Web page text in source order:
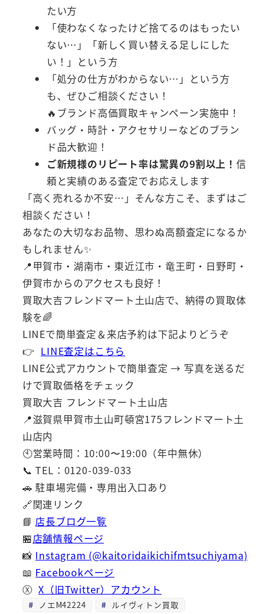
たい方
「使わなくなったけど捨てるのはもったい
ない…」「新しく買い替える足しにした
い！」という方
「処分の仕方がわからない…」という方
も、ぜひご相談ください！
🔥ブランド高価買取キャンペーン実施中！
バッグ・時計・アクセサリーなどのブラン
ド品大歓迎！
ご新規様のリピート率は驚異の9割以上！ 信
頼と実績のある査定でお応えします
「高く売れるか不安…」そんな方こそ、まずはご
相談ください！
あなたの大切なお品物、思わぬ高額査定になるか
もしれません✨
📍甲賀市・湖南市・東近江市・竜王町・日野町・
伊賀市からのアクセスも良好！
買取大吉フレンドマート土山店で、納得の買取体
験を🌈
LINEで簡単査定＆来店予約は下記よりどうぞ
👉 LINE査定はこちら
LINE公式アカウントで簡単査定 → 写真を送るだ
けで買取価格をチェック
買取大吉 フレンドマート土山店
📍滋賀県甲賀市土山町頓宮175フレンドマート土
山店内
🕙営業時間：10:00〜19:00（年中無休）
📞 TEL：0120-039-033
🚗 駐車場完備・専用出入口あり
🔗関連リンク
📘 店長ブログ一覧
🏪店舗情報ページ
📸 Instagram (@kaitoridaikichifmtsuchiyama)
📖 Facebookページ
ⓍX（旧Twitter）アカウント
ノエM42224 ルイヴィトン買取